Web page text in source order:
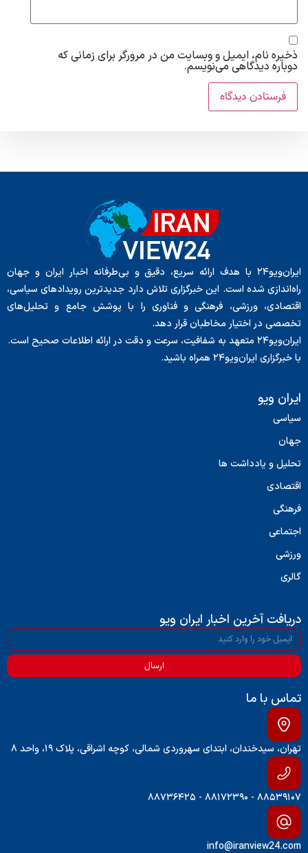
ذخیره نام، ایمیل و وبسایت من در مرورگر برای زمانی که
دوباره دیدگاهی می‌نویسم.
ایران‌ویو۲۴ با هدف ارائه سریع، دقیق و بی‌طرفانه اخبار ایران و جهان
راه‌اندازی شده است. این خبرگزاری تلاش دارد جدیدترین رویدادهای سیاسی،
اقتصادی، ورزشی، فرهنگی و فناوری را با پوشش جامع و تحلیل‌های
تخصصی در اختیار مخاطبان قرار دهد.
ایران‌ویو۲۴ متعهد به شفافیت، سرعت و دقت در ارائه اطلاعات صحیح است.
با خبرگزاری ایران‌ویو۲۴ همراه باشید.
ایران ویو
سیاسی
جهان
تحلیل و یادداشت ها
اقتصادی
فرهنگی
اجتماعی
ورزشی
گالری
دریافت آخرین اخبار ایران ویو
ارسال
تماس با ما
تهران، سیدخندان، ابتدای سهروردی شمالی، کوچه اشراقی، پلاک ۱۹، واحد ۸
۸۸۵۳۹۱۰۷ - ۸۸۱۷۲۳۹۰ - ۸۸۷۳۶۴۲۵
info@iranview24.com